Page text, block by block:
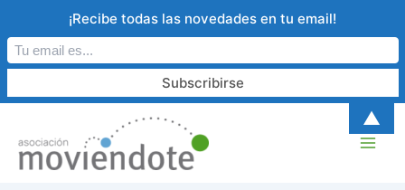
contenido
¡Recibe todas las novedades en tu email!
▲